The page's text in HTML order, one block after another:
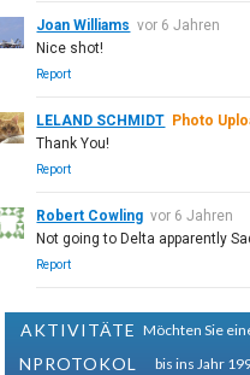
Joan Williams vor 6 Jahren
Nice shot!
Report
LELAND SCHMIDT Photo
Thank You!
Report
Robert Cowling vor 6 Jahren
Not going to Delta apparently
Report
AKTIVITÄTE
NPROTOKOL
Möchten Sie
bis ins Jahr